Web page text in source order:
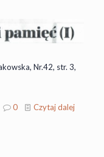
Nr.42, str. 3,
0 Czytaj dalej